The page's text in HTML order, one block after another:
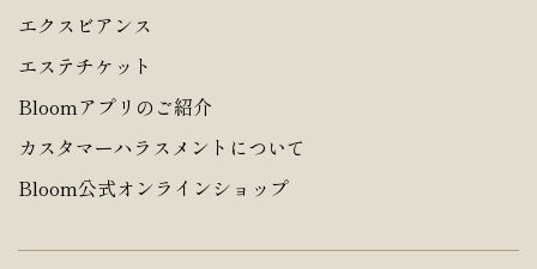
エクスビアンス
エステチケット
Bloomアプリのご紹介
カスタマーハラスメントについて
Bloom公式オンラインショップ